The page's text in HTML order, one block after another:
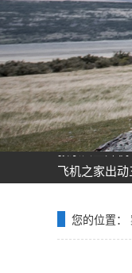
飞机之家龙
飞机之家空
飞机之家集
阳泉一架价
济南一小伙
张家口直升
飞机之家出
价值近600万
花漾九江-追
飞机之家桂林
飞机之家龙虎
您的位置：